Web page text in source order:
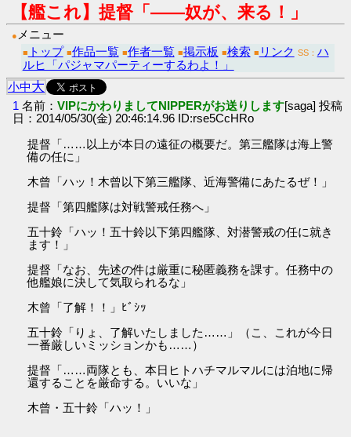
【艦これ】提督「――奴が、来る！」
● メニュー
■ トップ ■作品一覧 ■作者一覧 ■掲示板 ■検索 ■ リンク SS： ハ
ルヒ「パジャマパーティーするわよ！」
小中大
1 名前：VIPにかわりましてNIPPERがお送りします[saga] 投稿
日：2014/05/30(金) 20:46:14.96 ID:rse5CcHRo
提督「……以上が本日の遠征の概要だ。第三艦隊は海上警
備の任に」
木曾「ハッ！木曾以下第三艦隊、近海警備にあたるぜ！」
提督「第四艦隊は対戦警戒任務へ」
五十鈴「ハッ！五十鈴以下第四艦隊、対潜警戒の任に就き
ます！」
提督「なお、先述の件は厳重に秘匿義務を課す。任務中の
他艦娘に決して気取られるな」
木曾「了解！！」ﾋﾞｼｯ
五十鈴「りょ、了解いたしました……」（こ、これが今日
一番厳しいミッションかも……）
提督「……両隊とも、本日ヒトハチマルマルには泊地に帰
還することを厳命する。いいな」
木曾・五十鈴「ハッ！」